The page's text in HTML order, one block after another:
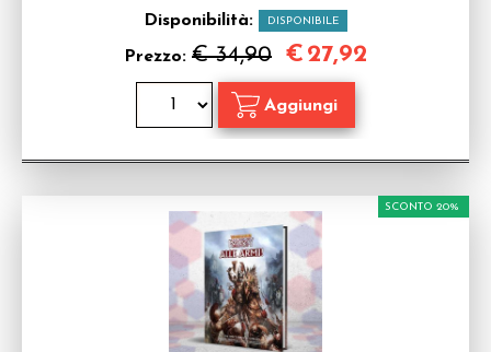
Disponibilità: DISPONIBILE
Prezzo: € 34,90 € 27,92
SCONTO 20%